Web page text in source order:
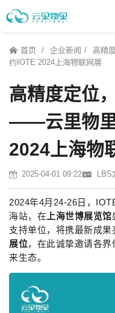
首页 企业新闻
高精
约IOTE 2024上海物联网展
高精度定位
——云里物里
2024上海物
2025-04-01 09:22 LBS
2024年4月24-26日，
海站，在 上海世博展览馆
支持单位，将携最新成
展位，在此诚挚邀请各
来生态。